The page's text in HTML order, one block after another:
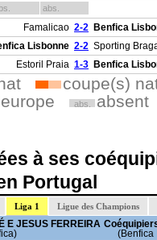
abs.
Famalicao 2-2 Benfica
Lisbonne 2-2 Sporting
Estoril Praia 1-3 Benfica
coupe(s)
abs. absent
à ses
Portugal
Liga 1 Ligue des Champions
E JESUS FERREIRA
(Benfica